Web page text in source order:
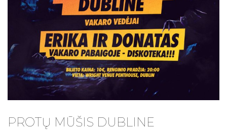
PROTŲ MŪŠIS DUBLINE